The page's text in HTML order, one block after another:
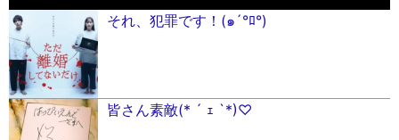
それ、犯罪です！(๑´°ﾛ°)
皆さん素敵(* ´ ｪ `*)♡